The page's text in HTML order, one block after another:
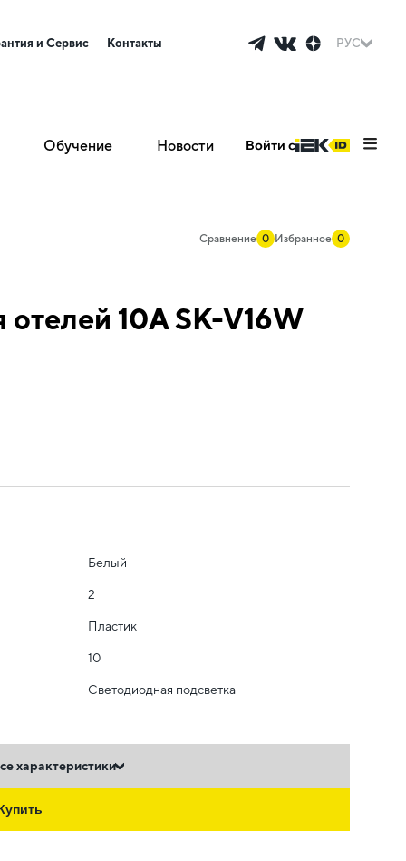
и Сервис Контакты РУС
Обучение Новости Войти с
Сравнение 0 Избранное 0
10А SK-V16W
Белый
2
Пластик
10
Светодиодная подсветка
характеристики